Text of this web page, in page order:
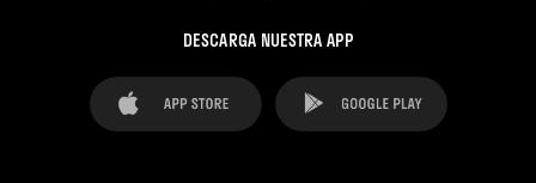
DESCARGA NUESTRA APP